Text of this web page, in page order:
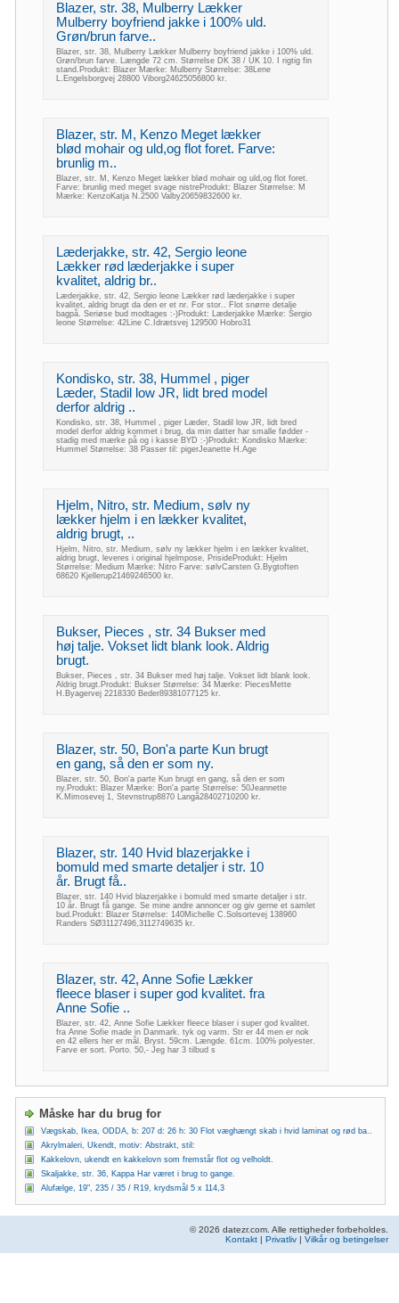
Blazer, str. 38, Mulberry Lækker
Mulberry boyfriend jakke i 100% uld.
Grøn/brun farve..
Blazer, str. 38, Mulberry Lækker Mulberry boyfriend jakke i 100% uld.
Grøn/brun farve. Længde 72 cm. Størrelse DK 38 / UK 10. I rigtig fin
stand.Produkt: Blazer Mærke: Mulberry Størrelse: 38Lene
L.Engelsborgvej 28800 Viborg24625056800 kr.
Blazer, str. M, Kenzo Meget lækker
blød mohair og uld,og flot foret. Farve:
brunlig m..
Blazer, str. M, Kenzo Meget lækker blød mohair og uld,og flot foret.
Farve: brunlig med meget svage nistreProdukt: Blazer Størrelse: M
Mærke: KenzoKatja N.2500 Valby20659832600 kr.
Læderjakke, str. 42, Sergio leone
Lækker rød læderjakke i super
kvalitet, aldrig br..
Læderjakke, str. 42, Sergio leone Lækker rød læderjakke i super
kvalitet, aldrig brugt da den er et nr. For stor.. Flot snørre detalje
bagpå. Seriøse bud modtages :-)Produkt: Læderjakke Mærke: Sergio
leone Størrelse: 42Line C.Idrætsvej 129500 Hobro31
Kondisko, str. 38, Hummel , piger
Læder, Stadil low JR, lidt bred model
derfor aldrig ..
Kondisko, str. 38, Hummel , piger Læder, Stadil low JR, lidt bred
model derfor aldrig kommet i brug, da min datter har smalle fødder -
stadig med mærke på og i kasse BYD :-)Produkt: Kondisko Mærke:
Hummel Størrelse: 38 Passer til: pigerJeanette H.Age
Hjelm, Nitro, str. Medium, sølv ny
lækker hjelm i en lækker kvalitet,
aldrig brugt, ..
Hjelm, Nitro, str. Medium, sølv ny lækker hjelm i en lækker kvalitet,
aldrig brugt, leveres i original hjelmpose, PrisideProdukt: Hjelm
Størrelse: Medium Mærke: Nitro Farve: sølvCarsten G.Bygtoften
68620 Kjellerup21469246500 kr.
Bukser, Pieces , str. 34 Bukser med
høj talje. Vokset lidt blank look. Aldrig
brugt.
Bukser, Pieces , str. 34 Bukser med høj talje. Vokset lidt blank look.
Aldrig brugt.Produkt: Bukser Størrelse: 34 Mærke: PiecesMette
H.Byagervej 2218330 Beder89381077125 kr.
Blazer, str. 50, Bon'a parte Kun brugt
en gang, så den er som ny.
Blazer, str. 50, Bon'a parte Kun brugt en gang, så den er som
ny.Produkt: Blazer Mærke: Bon'a parte Størrelse: 50Jeannette
K.Mimosevej 1, Stevnstrup8870 Langå28402710200 kr.
Blazer, str. 140 Hvid blazerjakke i
bomuld med smarte detaljer i str. 10
år. Brugt få..
Blazer, str. 140 Hvid blazerjakke i bomuld med smarte detaljer i str.
10 år. Brugt få gange. Se mine andre annoncer og giv gerne et samlet
bud.Produkt: Blazer Størrelse: 140Michelle C.Solsortevej 138960
Randers SØ31127496,3112749635 kr.
Blazer, str. 42, Anne Sofie Lækker
fleece blaser i super god kvalitet. fra
Anne Sofie ..
Blazer, str. 42, Anne Sofie Lækker fleece blaser i super god kvalitet.
fra Anne Sofie made in Danmark. tyk og varm. Str er 44 men er nok
en 42 ellers her er mål. Bryst. 59cm. Længde. 61cm. 100% polyester.
Farve er sort. Porto. 50,- Jeg har 3 tilbud s
Måske har du brug for
Vægskab, Ikea, ODDA, b: 207 d: 26 h: 30 Flot væghængt skab i hvid laminat og rød ba..
Akrylmaleri, Ukendt, motiv: Abstrakt, stil:
Kakkelovn, ukendt en kakkelovn som fremstår flot og velholdt.
Skaljakke, str. 36, Kappa Har været i brug to gange.
Alufælge, 19", 235 / 35 / R19, krydsmål 5 x 114,3
© 2026 datezr.com. Alle rettigheder forbeholdes.
Kontakt | Privatliv | Vilkår og betingelser